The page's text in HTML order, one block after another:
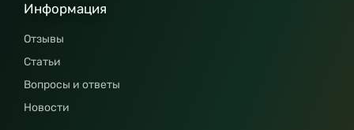
Информация
Отзывы
Статьи
Вопросы и ответы
Новости